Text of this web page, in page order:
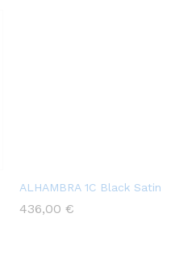
ALHAMBRA 1C Black Satin
436,00 €